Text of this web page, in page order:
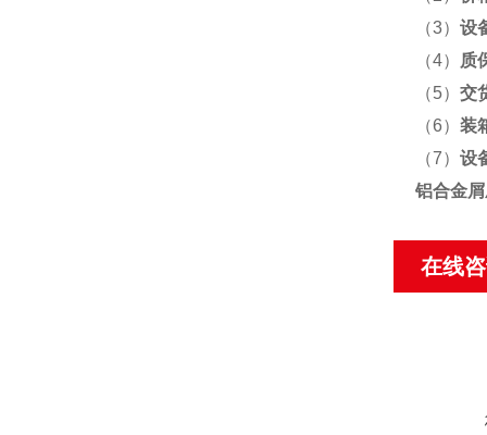
（3） 设
（4）
质
（5） 交
（6） 装
（7） 设
铝合金
在线